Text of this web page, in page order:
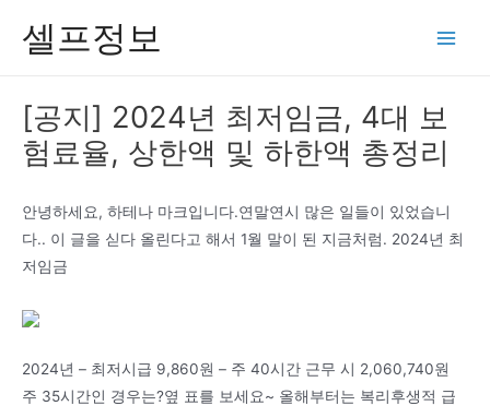
셀프정보
[공지] 2024년 최저임금, 4대 보
험료율, 상한액 및 하한액 총정리
안녕하세요, 하테나 마크입니다.연말연시 많은 일들이 있었습니
다.. 이 글을 싣다 올린다고 해서 1월 말이 된 지금처럼. 2024년 최
저임금
2024년 – 최저시급 9,860원 – 주 40시간 근무 시 2,060,740원
주 35시간인 경우는?옆 표를 보세요~ 올해부터는 복리후생적 급